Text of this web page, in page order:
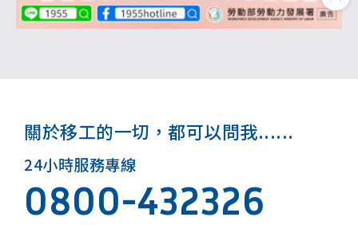
關於移工的一切，都可以問我......
24小時服務專線
0800-432326